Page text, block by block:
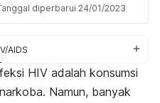
diperbarui 24/01/2023
AIDS
HIV adalah konsumsi
Namun, banyak